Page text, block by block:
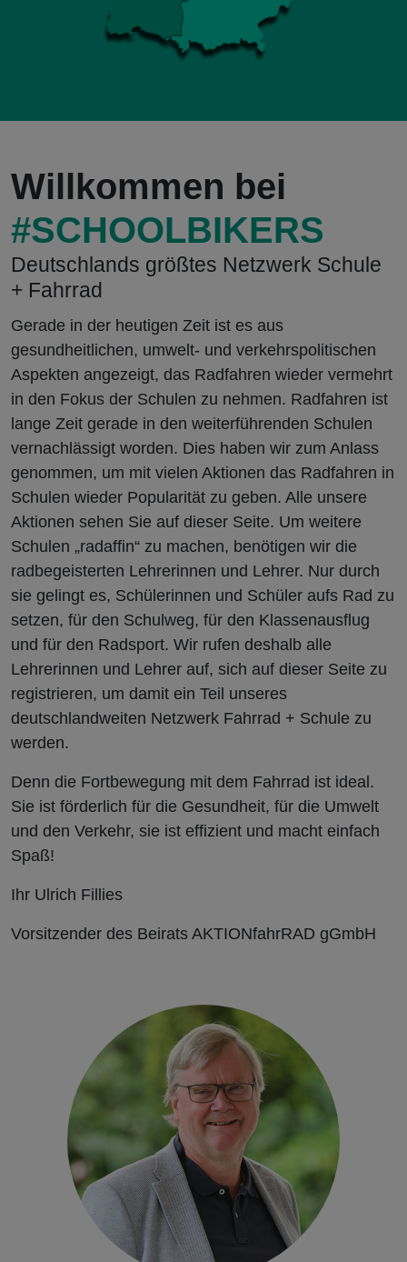
Willkommen bei
#SCHOOLBIKERS
Deutschlands größtes Netzwerk Schule
+ Fahrrad
Gerade in der heutigen Zeit ist es aus
gesundheitlichen, umwelt- und verkehrspolitischen
Aspekten angezeigt, das Radfahren wieder vermehrt
in den Fokus der Schulen zu nehmen. Radfahren ist
lange Zeit gerade in den weiterführenden Schulen
vernachlässigt worden. Dies haben wir zum Anlass
genommen, um mit vielen Aktionen das Radfahren in
Schulen wieder Popularität zu geben. Alle unsere
Aktionen sehen Sie auf dieser Seite. Um weitere
Schulen „radaffin“ zu machen, benötigen wir die
radbegeisterten Lehrerinnen und Lehrer. Nur durch
sie gelingt es, Schülerinnen und Schüler aufs Rad zu
setzen, für den Schulweg, für den Klassenausflug
und für den Radsport. Wir rufen deshalb alle
Lehrerinnen und Lehrer auf, sich auf dieser Seite zu
registrieren, um damit ein Teil unseres
deutschlandweiten Netzwerk Fahrrad + Schule zu
werden.
Denn die Fortbewegung mit dem Fahrrad ist ideal.
Sie ist förderlich für die Gesundheit, für die Umwelt
und den Verkehr, sie ist effizient und macht einfach
Spaß!
Ihr Ulrich Fillies
Vorsitzender des Beirats AKTIONfahrRAD gGmbH